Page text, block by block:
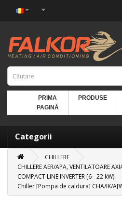
PRIMA
PAGINĂ
PRODUSE
Categorii
CHILLERE
CHILLERE AER/APA, VENTILATOARE
COMPACT LINE INVERTER [6 - 22 kW)
Chiller [Pompa de caldura] CHA/IK/